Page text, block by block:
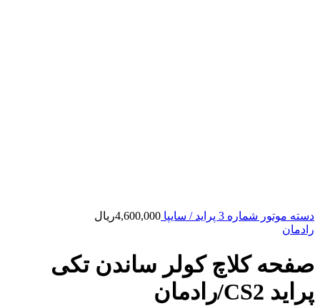
دسته موتور شماره 3 پراید / سایپا 4,600,000ریال
رادمان
صفحه کلاچ کولر ساندن تکی
پراید CS2/رادمان